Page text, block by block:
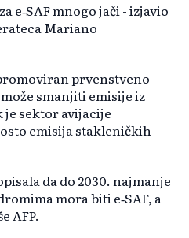
e‑SAF mnogo jači - izjavio
Mariano
prvenstveno
smanjiti emisije iz
je sektor avijacije
emisija stakleničkih
da do 2030. najmanje
mora biti e‑SAF, a
AFP.